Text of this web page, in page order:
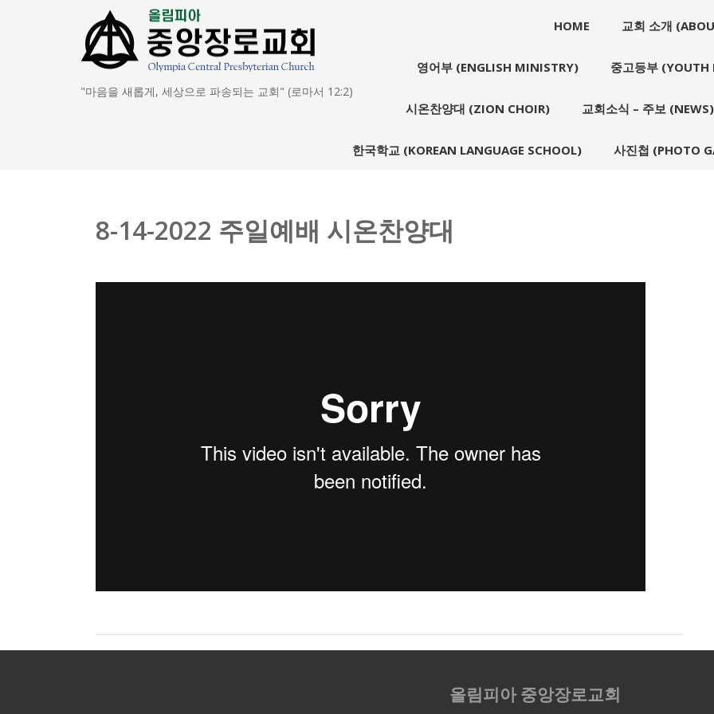
"마음을 새롭게, 세상으로 파송되는 교회" (로마서 12:2)
HOME 교회 소개
영어부 (ENGLISH MINISTRY) 중고등부
시온찬양대 (ZION CHOIR) 교회소식 – 주보 (NEWS)
한국학교 (KOREAN LANGUAGE SCHOOL) 사진첩 (PHOTO
8-14-2022 주일예배 시온찬양대
올림피아 중앙장로교회